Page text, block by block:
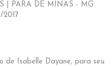
| PARA DE MINAS - MG
de Isabelle Dayane, para seu